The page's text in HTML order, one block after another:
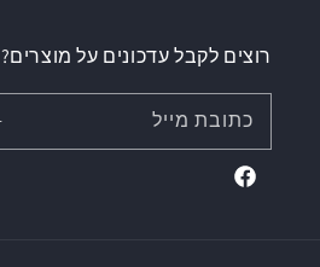
רוצים לקבל עדכונים על מוצרים?
כתובת מייל
Facebook